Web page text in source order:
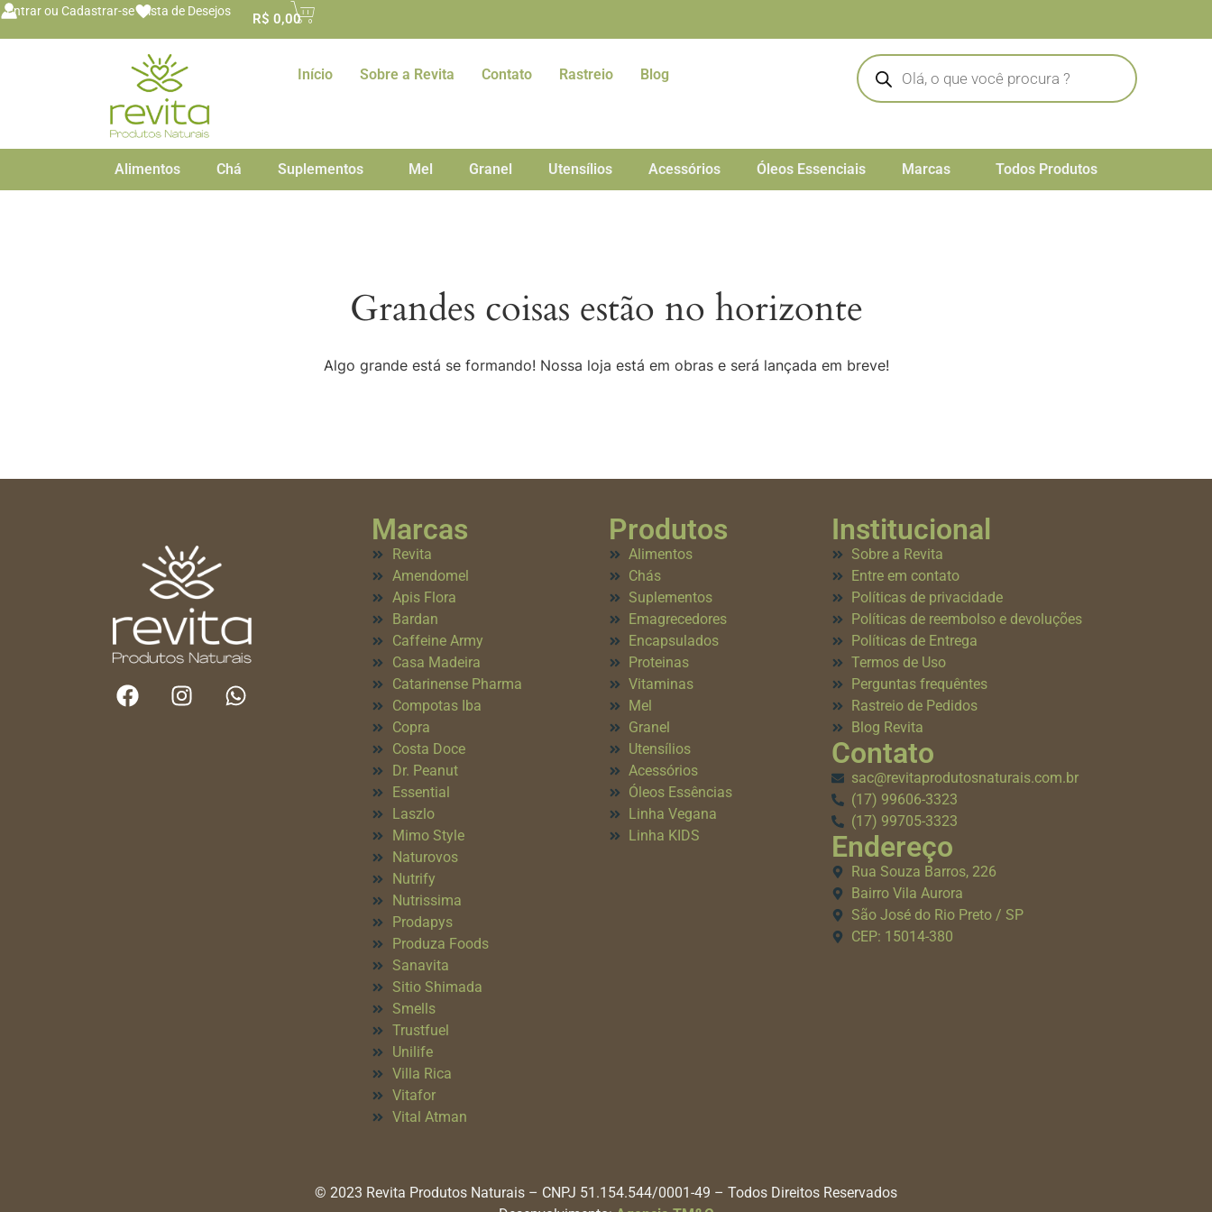
conteúdo
Entrar ou Cadastrar-se Lista de Desejos R$ 0,00
Início Sobre a Revita Contato Rastreio Blog
Alimentos Chá Suplementos Mel Granel Utensílios Acessórios Óleos Essenciais Marcas Todos Produtos
Grandes coisas estão no horizonte
Algo grande está se formando! Nossa loja está em obras e será lançada em breve!
Marcas
Revita
Amendomel
Apis Flora
Bardan
Caffeine Army
Casa Madeira
Catarinense Pharma
Compotas Iba
Copra
Costa Doce
Dr. Peanut
Essential
Laszlo
Mimo Style
Naturovos
Nutrify
Nutrissima
Prodapys
Produza Foods
Sanavita
Sitio Shimada
Smells
Trustfuel
Unilife
Villa Rica
Vitafor
Vital Atman
Produtos
Alimentos
Chás
Suplementos
Emagrecedores
Encapsulados
Proteinas
Vitaminas
Mel
Granel
Utensílios
Acessórios
Óleos Essências
Linha Vegana
Linha KIDS
Institucional
Sobre a Revita
Entre em contato
Políticas de privacidade
Políticas de reembolso e devoluções
Políticas de Entrega
Termos de Uso
Perguntas frequêntes
Rastreio de Pedidos
Blog Revita
Contato
sac@revitaprodutosnaturais.com.br
(17) 99606-3323
(17) 99705-3323
Endereço
Rua Souza Barros, 226
Bairro Vila Aurora
São José do Rio Preto / SP
CEP: 15014-380
© 2023 Revita Produtos Naturais – CNPJ 51.154.544/0001-49 – Todos Direitos Reservados